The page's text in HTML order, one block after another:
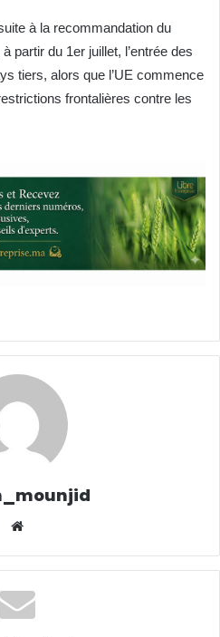
à la recommandation du
partir du 1er juillet, l’entrée des
tiers, alors que l’UE commence
frontalières contre les